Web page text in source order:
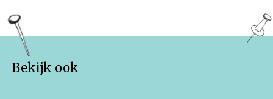
Bekijk ook